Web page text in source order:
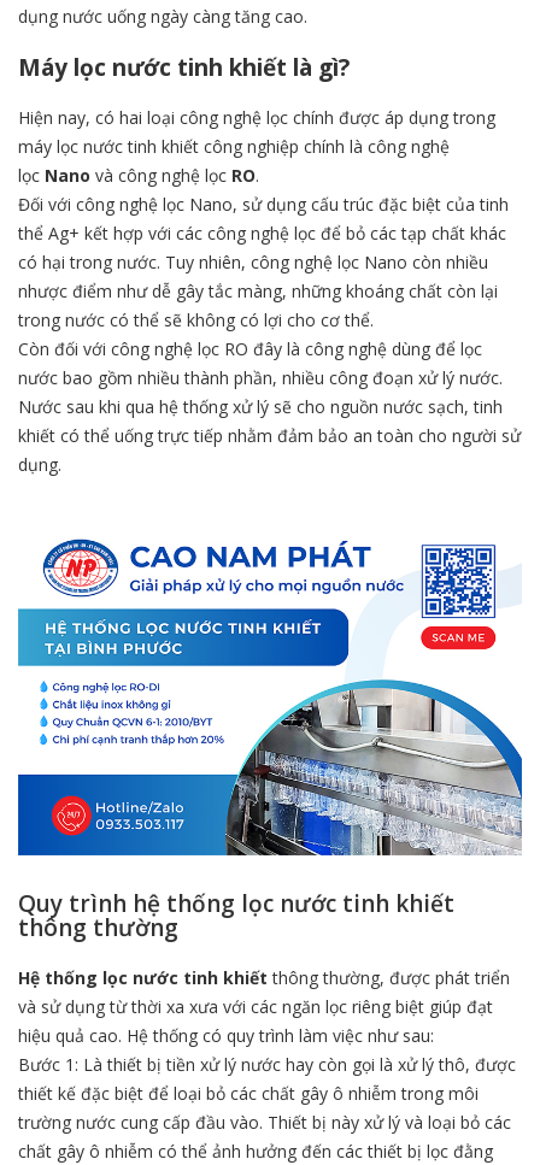
dụng nước uống ngày càng tăng cao.
Máy lọc nước tinh khiết là gì?
Hiện nay, có hai loại công nghệ lọc chính được áp dụng trong
máy lọc nước tinh khiết công nghiệp chính là công nghệ
lọc Nano và công nghệ lọc RO.
Đối với công nghệ lọc Nano, sử dụng cấu trúc đặc biệt của tinh
thể Ag+ kết hợp với các công nghệ lọc để bỏ các tạp chất khác
có hại trong nước. Tuy nhiên, công nghệ lọc Nano còn nhiều
nhược điểm như dễ gây tắc màng, những khoáng chất còn lại
trong nước có thể sẽ không có lợi cho cơ thể.
Còn đối với công nghệ lọc RO đây là công nghệ dùng để lọc
nước bao gồm nhiều thành phần, nhiều công đoạn xử lý nước.
Nước sau khi qua hệ thống xử lý sẽ cho nguồn nước sạch, tinh
khiết có thể uống trực tiếp nhằm đảm bảo an toàn cho người sử
dụng.
Quy trình hệ thống lọc nước tinh khiết
thông thường
Hệ thống lọc nước tinh khiết thông thường, được phát triển
và sử dụng từ thời xa xưa với các ngăn lọc riêng biệt giúp đạt
hiệu quả cao. Hệ thống có quy trình làm việc như sau:
Bước 1: Là thiết bị tiền xử lý nước hay còn gọi là xử lý thô, được
thiết kế đặc biệt để loại bỏ các chất gây ô nhiễm trong môi
trường nước cung cấp đầu vào. Thiết bị này xử lý và loại bỏ các
chất gây ô nhiễm có thể ảnh hưởng đến các thiết bị lọc đằng